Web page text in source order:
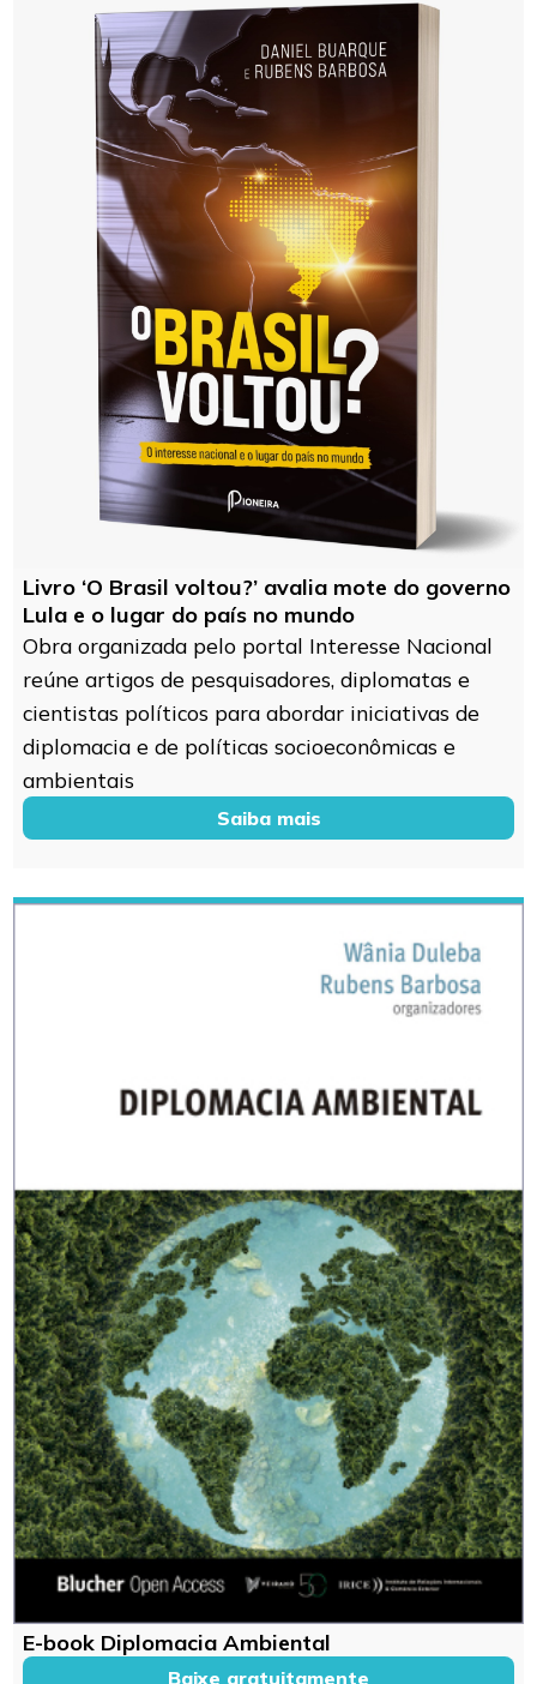
Livro ‘O Brasil voltou?’ avalia mote do governo
Lula e o lugar do país no mundo
Obra organizada pelo portal Interesse Nacional
reúne artigos de pesquisadores, diplomatas e
cientistas políticos para abordar iniciativas de
diplomacia e de políticas socioeconômicas e
ambientais
Saiba mais
E-book Diplomacia Ambiental
Baixe gratuitamente